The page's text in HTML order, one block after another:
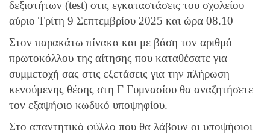
δεξιοτήτων (test) στις εγκαταστάσεις του σχολείου
αύριο Τρίτη 9 Σεπτεμβρίου 2025 και ώρα 08.10
Στον παρακάτω πίνακα και με βάση τον αριθμό
πρωτοκόλλου της αίτησης που καταθέσατε για
συμμετοχή σας στις εξετάσεις για την πλήρωση
κενούμενης θέσης στη Γ Γυμνασίου θα αναζητήσετε
τον εξαψήφιο κωδικό υποψηφίου.
Στο απαντητικό φύλλο που θα λάβουν οι υποψήφιοι